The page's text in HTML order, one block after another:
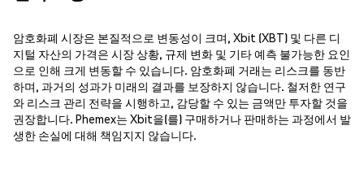
암호화폐 시장은 본질적으로 변동성이 크며, Xbit (XBT) 및 다른 디
지털 자산의 가격은 시장 상황, 규제 변화 및 기타 예측 불가능한 요인
으로 인해 크게 변동할 수 있습니다. 암호화폐 거래는 리스크를 동반
하며, 과거의 성과가 미래의 결과를 보장하지 않습니다. 철저한 연구
와 리스크 관리 전략을 시행하고, 감당할 수 있는 금액만 투자할 것을
권장합니다. Phemex는 Xbit을(를) 구매하거나 판매하는 과정에서 발
생한 손실에 대해 책임지지 않습니다.